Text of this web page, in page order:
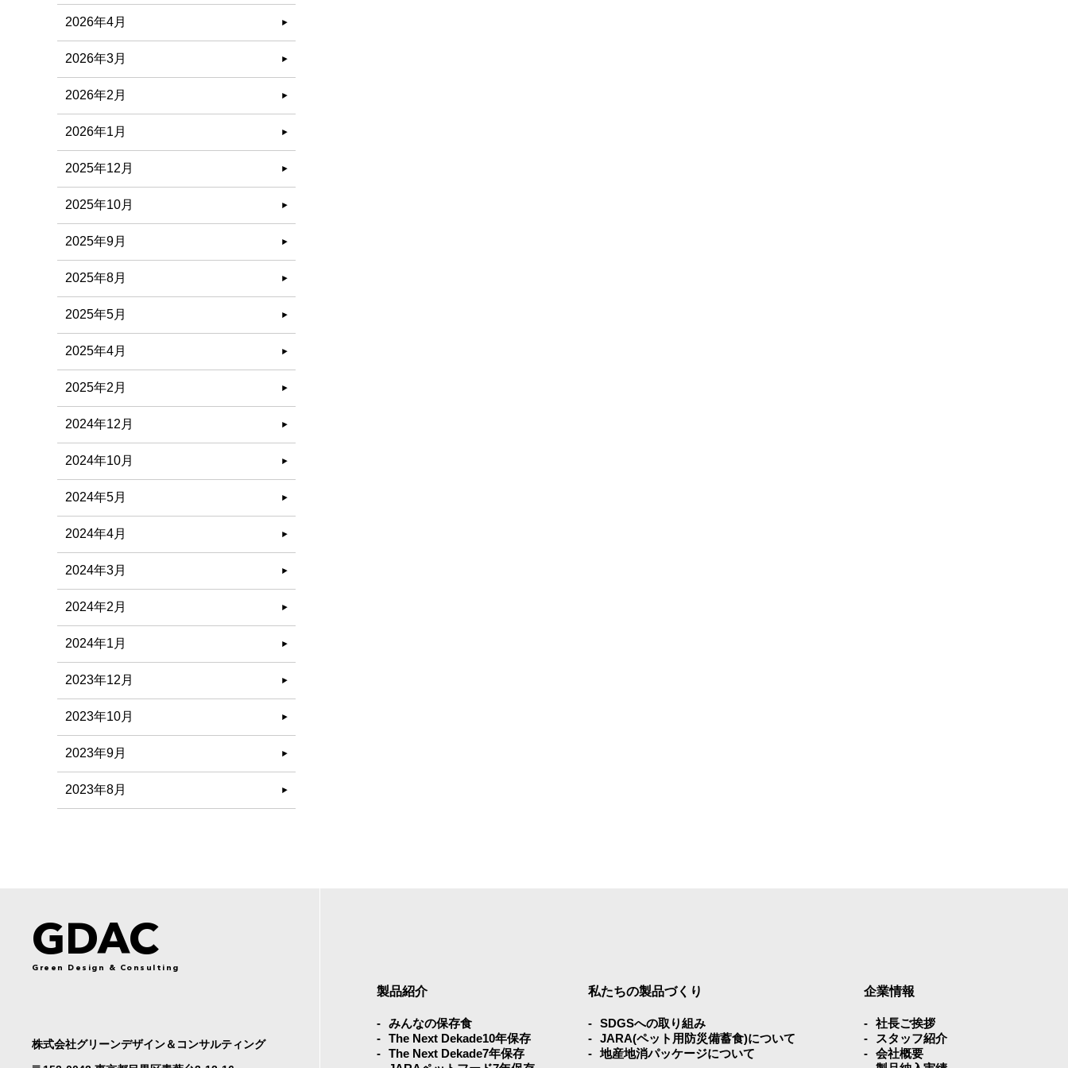
2026年4月
2026年3月
2026年2月
2026年1月
2025年12月
2025年10月
2025年9月
2025年8月
2025年5月
2025年4月
2025年2月
2024年12月
2024年10月
2024年5月
2024年4月
2024年3月
2024年2月
2024年1月
2023年12月
2023年10月
2023年9月
2023年8月
GDAC
Green Design & Consulting
株式会社グリーンデザイン＆コンサルティング
製品紹介
みんなの保存⾷
The Next Dekade10年保存
The Next Dekade7年保存
私たちの製品づくり
SDGSへの取り組み
JARA(ペット⽤防災備蓄⾷)について
地産地消パッケージについて
企業情報
社⻑ご挨拶
スタッフ紹介
会社概要